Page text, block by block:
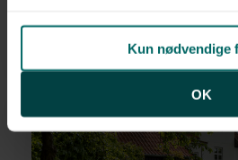
Kun nødvendige
OK
14.495.000 kr.214 m²7 rum